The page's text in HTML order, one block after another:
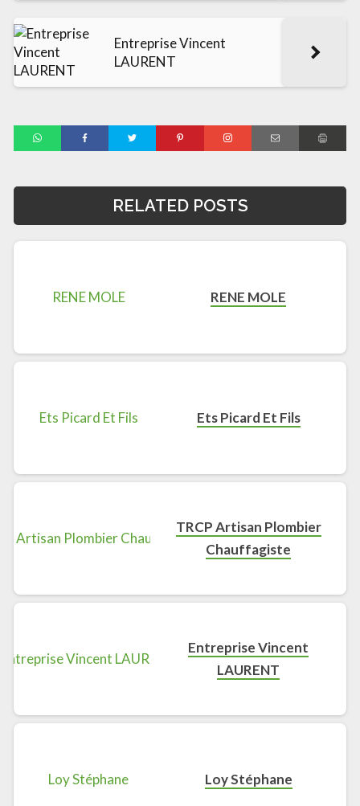
Entreprise Vincent
LAURENT
RELATED POSTS
RENE MOLE
Ets Picard Et Fils
TRCP Artisan Plombier
Chauffagiste
Entreprise Vincent
LAURENT
Loy Stéphane